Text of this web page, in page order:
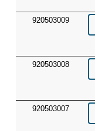
920503009
920503008
920503007